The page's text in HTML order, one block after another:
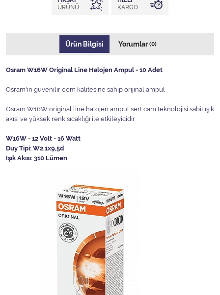
ÜRÜNÜ
KARGO
Ürün Bilgisi Yorumlar(0)
Osram W16W Original Line Halojen Ampul - 10 Adet
Osram'ın güvenilir oem kalitesine sahip orijinal ampul
Osram W16W original line halojen ampul sert cam teknolojisi sabit ışık
akısı ve yüksek renk sıcaklığı ile etkileyicidir
W16W - 12 Volt - 16 Watt
Duy Tipi: W2,1x9,5d
Işık Akısı: 310 Lümen